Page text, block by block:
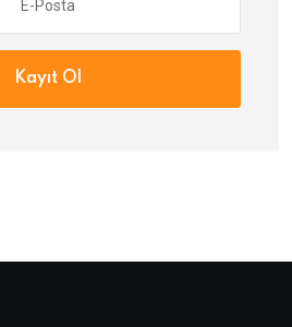
Kayıt Ol